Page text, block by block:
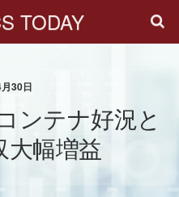
TODAY
30日
ンテナ好況と
大幅増益